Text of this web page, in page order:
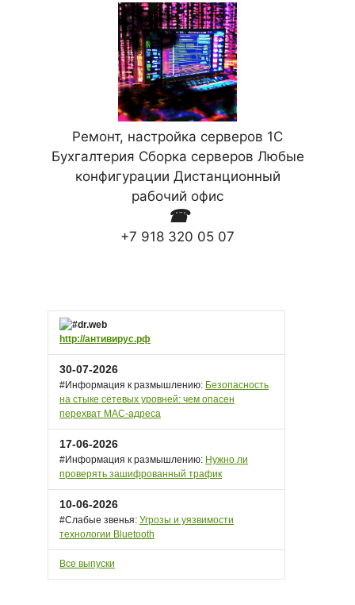
Ремонт, настройка серверов 1С
Бухгалтерия Сборка серверов Любые
конфигурации Дистанционный
рабочий офис
☎
+7 918 320 05 07
http://антивирус.рф
30-07-2026
#Информация к размышлению: Безопасность
на стыке сетевых уровней: чем опасен
перехват MAC-адреса
17-06-2026
#Информация к размышлению: Нужно ли
проверять зашифрованный трафик
10-06-2026
#Слабые звенья: Угрозы и уязвимости
технологии Bluetooth
Все выпуски